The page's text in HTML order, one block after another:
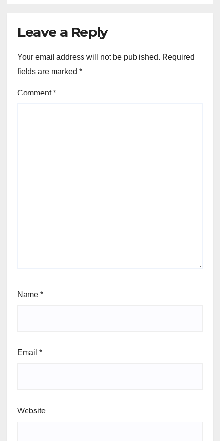
Leave a Reply
Your email address will not be published. Required
fields are marked *
Comment*
Name *
Email *
Website